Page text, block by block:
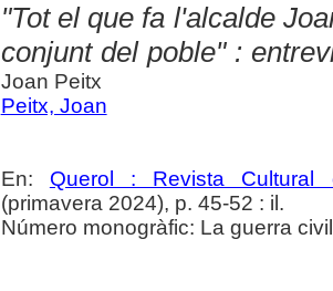
"Tot el que fa l'alcalde
conjunt del poble" :
Joan Peitx
Peitx, Joan
En: Querol : Revista Cultural
(primavera 2024), p. 45-52 : il.
Número monogràfic: La guerra